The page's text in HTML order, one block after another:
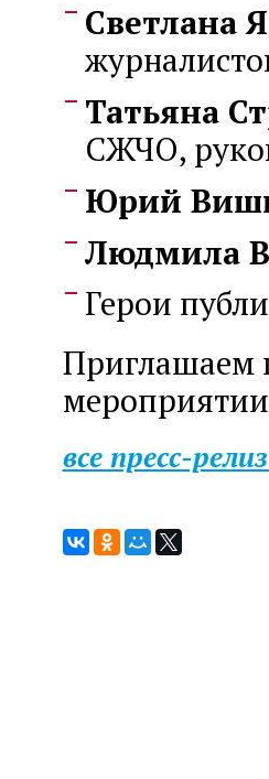
Светлана
Татьяна
СЖЧО,
Юрий
Людмила
Герои
Приглашаем
все пресс-